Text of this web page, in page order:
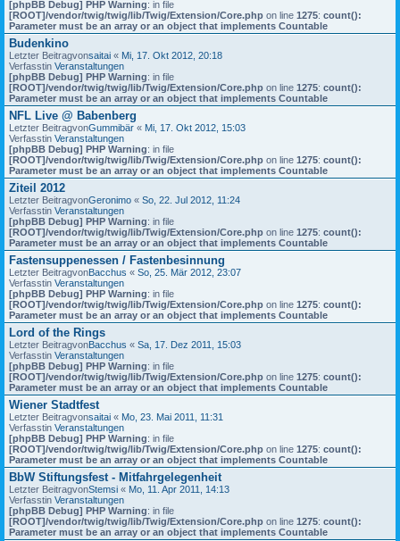
[phpBB Debug] PHP Warning: in file
[ROOT]/vendor/twig/twig/lib/Twig/Extension/Core.php on line 1275: count():
Parameter must be an array or an object that implements Countable
Budenkino
Letzter Beitragvonsaitai « Mi, 17. Okt 2012, 20:18
Verfasstin Veranstaltungen
[phpBB Debug] PHP Warning: in file
[ROOT]/vendor/twig/twig/lib/Twig/Extension/Core.php on line 1275: count():
Parameter must be an array or an object that implements Countable
NFL Live @ Babenberg
Letzter BeitragvonGummibär « Mi, 17. Okt 2012, 15:03
Verfasstin Veranstaltungen
[phpBB Debug] PHP Warning: in file
[ROOT]/vendor/twig/twig/lib/Twig/Extension/Core.php on line 1275: count():
Parameter must be an array or an object that implements Countable
Ziteil 2012
Letzter BeitragvonGeronimo « So, 22. Jul 2012, 11:24
Verfasstin Veranstaltungen
[phpBB Debug] PHP Warning: in file
[ROOT]/vendor/twig/twig/lib/Twig/Extension/Core.php on line 1275: count():
Parameter must be an array or an object that implements Countable
Fastensuppenessen / Fastenbesinnung
Letzter BeitragvonBacchus « So, 25. Mär 2012, 23:07
Verfasstin Veranstaltungen
[phpBB Debug] PHP Warning: in file
[ROOT]/vendor/twig/twig/lib/Twig/Extension/Core.php on line 1275: count():
Parameter must be an array or an object that implements Countable
Lord of the Rings
Letzter BeitragvonBacchus « Sa, 17. Dez 2011, 15:03
Verfasstin Veranstaltungen
[phpBB Debug] PHP Warning: in file
[ROOT]/vendor/twig/twig/lib/Twig/Extension/Core.php on line 1275: count():
Parameter must be an array or an object that implements Countable
Wiener Stadtfest
Letzter Beitragvonsaitai « Mo, 23. Mai 2011, 11:31
Verfasstin Veranstaltungen
[phpBB Debug] PHP Warning: in file
[ROOT]/vendor/twig/twig/lib/Twig/Extension/Core.php on line 1275: count():
Parameter must be an array or an object that implements Countable
BbW Stiftungsfest - Mitfahrgelegenheit
Letzter BeitragvonStemsi « Mo, 11. Apr 2011, 14:13
Verfasstin Veranstaltungen
[phpBB Debug] PHP Warning: in file
[ROOT]/vendor/twig/twig/lib/Twig/Extension/Core.php on line 1275: count():
Parameter must be an array or an object that implements Countable